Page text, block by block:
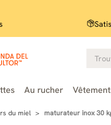
Au rucher
du miel maturateur inox 30